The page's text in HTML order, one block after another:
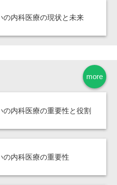
の内科医療の現状と未来
more
の内科医療の重要性と役割
の内科医療の重要性